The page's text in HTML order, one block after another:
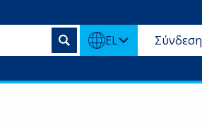
EL Σύνδεση